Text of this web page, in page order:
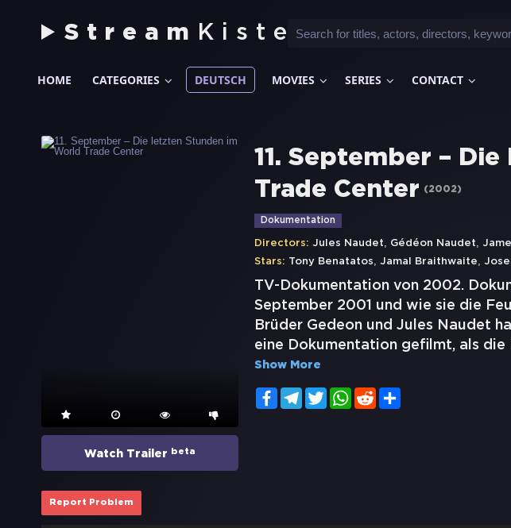
Stream Kiste
HOME CATEGORIES DEUTSCH MOVIES SERIES CONTACT
Watch Trailer beta
11. September –
Trade Center
(2002)
Dokumentation
Directors: Jules Naudet, Gédéon Naudet,
Stars: Tony Benatatos, Jamal Braithwaite,
TV-Dokumentation von 2002.
September 2001 und wie sie die
Brüder Gedeon und Jules Naudet
eine Dokumentation gefilmt, als
Show More
FacebookTelegramTwitterWhatsApp
Reddit
Report Problem